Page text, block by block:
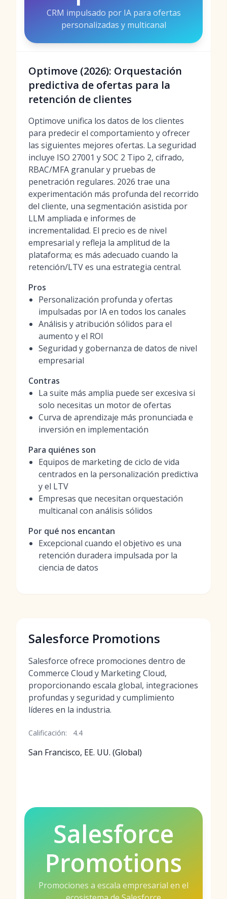
CRM impulsado por IA para ofertas
personalizadas y multicanal
Optimove (2026): Orquestación
predictiva de ofertas para la
retención de clientes
Optimove unifica los datos de los clientes
para predecir el comportamiento y ofrecer
las siguientes mejores ofertas. La seguridad
incluye ISO 27001 y SOC 2 Tipo 2, cifrado,
RBAC/MFA granular y pruebas de
penetración regulares. 2026 trae una
experimentación más profunda del recorrido
del cliente, una segmentación asistida por
LLM ampliada e informes de
incrementalidad. El precio es de nivel
empresarial y refleja la amplitud de la
plataforma; es más adecuado cuando la
retención/LTV es una estrategia central.
Pros
Personalización profunda y ofertas
impulsadas por IA en todos los canales
Análisis y atribución sólidos para el
aumento y el ROI
Seguridad y gobernanza de datos de nivel
empresarial
Contras
La suite más amplia puede ser excesiva si
solo necesitas un motor de ofertas
Curva de aprendizaje más pronunciada e
inversión en implementación
Para quiénes son
Equipos de marketing de ciclo de vida
centrados en la personalización predictiva
y el LTV
Empresas que necesitan orquestación
multicanal con análisis sólidos
Por qué nos encantan
Excepcional cuando el objetivo es una
retención duradera impulsada por la
ciencia de datos
Salesforce Promotions
Salesforce ofrece promociones dentro de
Commerce Cloud y Marketing Cloud,
proporcionando escala global, integraciones
profundas y seguridad y cumplimiento
líderes en la industria.
Calificación: 4.4
San Francisco, EE. UU. (Global)
Salesforce
Promotions
Promociones a escala empresarial en el